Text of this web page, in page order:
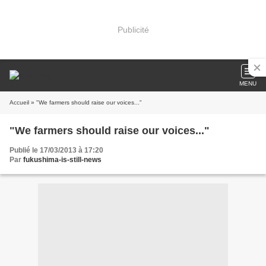
Publicité
MENU
Accueil » "We farmers should raise our voices..."
"We farmers should raise our voices..."
Publié le 17/03/2013 à 17:20
Par fukushima-is-still-news